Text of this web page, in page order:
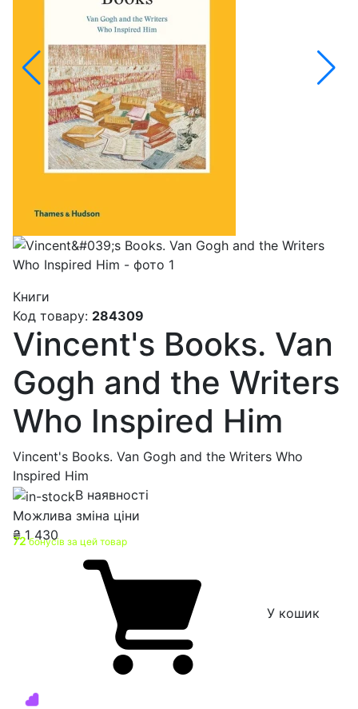
Книги
Код товару: 284309
Vincent's Books. Van
Gogh and the Writers
Who Inspired Him
Vincent's Books. Van Gogh and the Writers Who
Inspired Him
В наявності
Можлива зміна ціни
₴1 430
72бонусів за цей товар
У кошик